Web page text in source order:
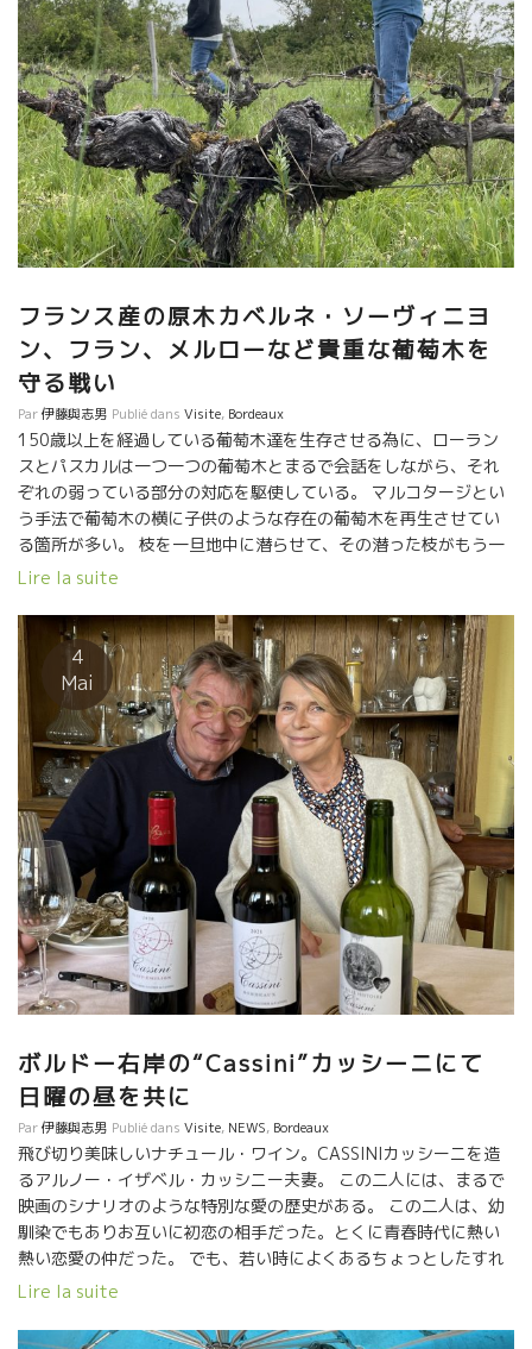
フランス産の原木カベルネ・ソーヴィニヨ
ン、フラン、メルローなど貴重な葡萄木を
守る戦い
Par伊藤與志男 Publié dans Visite, Bordeaux
150歳以上を経過している葡萄木達を生存させる為に、ローラン
スとパスカルは一つ一つの葡萄木とまるで会話をしながら、それ
ぞれの弱っている部分の対応を駆使している。 マルコタージとい
う手法で葡萄木の横に子供のような存在の葡萄木を再生させてい
る箇所が多い。 枝を一旦地中に潜らせて、その潜った枝がもう一
つの別の葡萄木のように芽が出てきて葡萄が育つ方法。 世の中に
いて、世に大切なものを守るような生き方をする人達がいるもの
です。 これを考えただけでも感動してしまう。 とは云っても、醸
造元の経営は大切。 ローランスとパスカルは４，５ヘクタールほ
ど、オー・メドック、マルゴーとブライユにビオの畑を栽培・管
理していて、いくつかのキュヴェを造っている。 Gisele ジーゼ
ル ソーヴィニョンとセミヨンで醸したボルドー・ブランも爽や
かでとびっきり美味しい Virevolte ヴィールヴォルト ブライユ地
区で栽培したメルロー１００％、アルコール度数１１％と、軽快
で果実味が心地よい。 LUQUET リュケット カベルネソーヴィニ
ヨン１００％のオー・メドック アルコール度数が１１．５度とカ
ベルネソーヴィニヨンでエレガントさを表現。
Lire la suite
4
Mai
ボルドー右岸の“Cassini”カッシーニにて
日曜の昼を共に
Par伊藤與志男 Publié dans Visite, NEWS, Bordeaux
飛び切り美味しいナチュール・ワイン。CASSINIカッシーニを造
るアルノー・イザベル・カッシニー夫妻。 この二人には、まるで
映画のシナリオのような特別な愛の歴史がある。 この二人は、幼
馴染でもありお互いに初恋の相手だった。とくに青春時代に熱い
熱い恋愛の仲だった。 でも、若い時によくあるちょっとしたすれ
違いにより、それぞれの人生を歩むことになった。 そして、数十
イザベルは、全く違う街に住んでいて、この日だけ所要があって
Lire la suite